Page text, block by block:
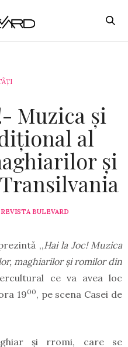
Muzica și
al
și
REVISTA BULEVARD
,,Hai la Joc! Muzica
maghiarilor și romilor din
ce va avea loc
1900, pe scena Casei de
și rromi, care se